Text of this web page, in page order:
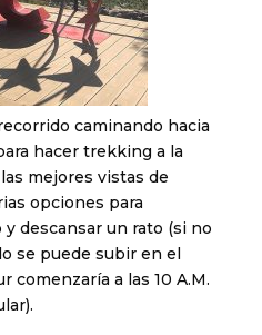
caminando hacia
hacer trekking a la
mejores vistas de
opciones para
descansar un rato (si no
se puede subir en el
comenzaría a las 10 A.M.